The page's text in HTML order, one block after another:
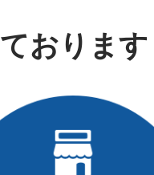
おります